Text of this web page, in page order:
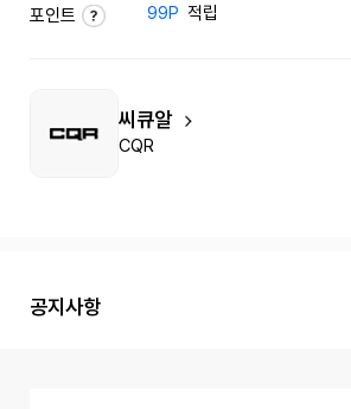
포인트 99P 적립
씨큐알
CQR
공지사항